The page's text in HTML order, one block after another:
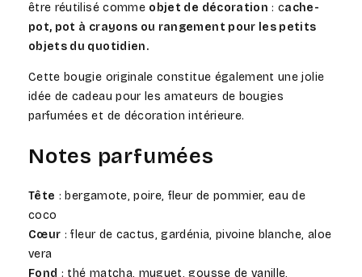
être réutilisé comme objet de décoration : cache-
pot, pot à crayons ou rangement pour les petits
objets du quotidien.
Cette bougie originale constitue également une jolie
idée de cadeau pour les amateurs de bougies
parfumées et de décoration intérieure.
Notes parfumées
Tête : bergamote, poire, fleur de pommier, eau de
coco
Cœur : fleur de cactus, gardénia, pivoine blanche, aloe
vera
Fond : thé matcha, muguet, gousse de vanille,